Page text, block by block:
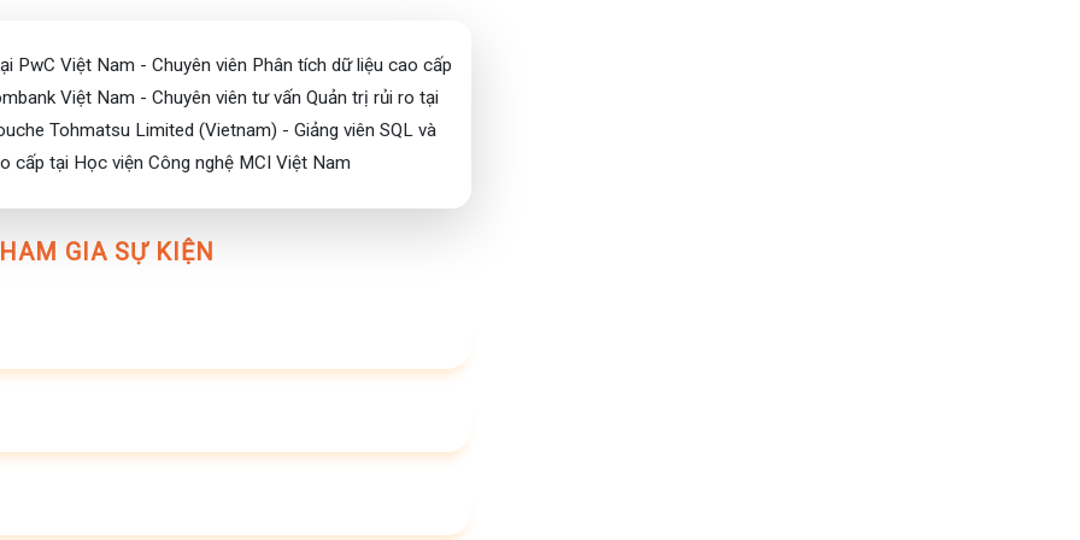
thông qua lộ trình học tập bài bản của 𝐃𝐚𝐭𝐚 𝐀𝐧𝐚𝐥𝐲𝐬𝐭,
“săn đón” hàng đầu trong thị trường Data Job
từ một fresher trở thành senior trong tương lai
từ các diễn giả “thâm niên” trong nghề
MCI tới đối tác đồng tổ chức 𝑪𝒐̂𝒏𝒈 𝒕𝒚 𝑯𝑹𝑳 𝑽𝒊𝒆̣̂𝒕 𝑵𝒂𝒎
gỡ những nút thắt và bạn sẽ có cơ hội trao đổi trực tiếp
họ là ai?
sự, Giám đốc vận hành trong các DN về XNK, CNTT,
PwC Việt Nam - Chuyên viên Phân tích dữ liệu cao cấp
Việt Nam - Chuyên viên tư vấn Quản trị rủi ro tại
Tohmatsu Limited (Vietnam) - Giảng viên SQL và
cấp tại Học viện Công nghệ MCI Việt Nam
GIA SỰ KIỆN